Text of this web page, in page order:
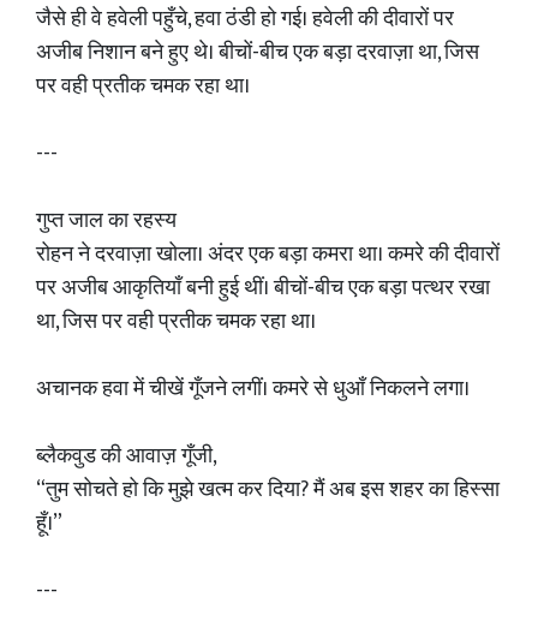
जैसे ही वे हवेली पहुँचे, हवा ठंडी हो गई। हवेली की दीवारों पर
अजीब निशान बने हुए थे। बीचों-बीच एक बड़ा दरवाज़ा था, जिस
पर वही प्रतीक चमक रहा था।
---
गुप्त जाल का रहस्य
रोहन ने दरवाज़ा खोला। अंदर एक बड़ा कमरा था। कमरे की दीवारों
पर अजीब आकृतियाँ बनी हुई थीं। बीचों-बीच एक बड़ा पत्थर रखा
था, जिस पर वही प्रतीक चमक रहा था।
अचानक हवा में चीखें गूँजने लगीं। कमरे से धुआँ निकलने लगा।
ब्लैकवुड की आवाज़ गूँजी,
“तुम सोचते हो कि मुझे खत्म कर दिया? मैं अब इस शहर का हिस्सा
हूँ।”
---